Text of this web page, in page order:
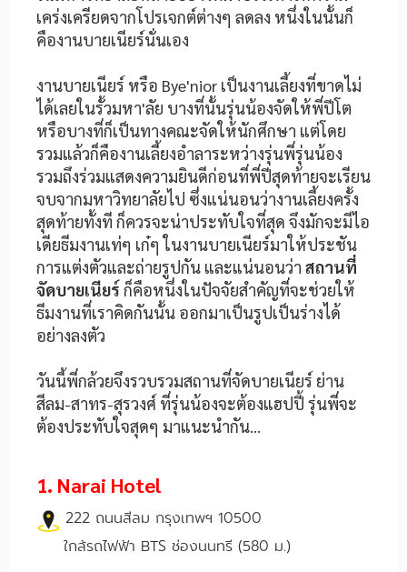
เคร่งเครียดจากโปรเจกต์ต่างๆ ลดลง หนึ่งในนั้นก็
คืองานบายเนียร์นั่นเอง
งานบายเนียร์ หรือ Bye'nior เป็นงานเลี้ยงที่ขาดไม่
ได้เลยในรั้วมหา'ลัย บางที่นั้นรุ่นน้องจัดให้พี่ปีโต
หรือบางที่ก็เป็นทางคณะจัดให้นักศึกษา แต่โดย
รวมแล้วก็คืองานเลี้ยงอำลาระหว่างรุ่นพี่รุ่นน้อง
รวมถึงร่วมแสดงความยินดีก่อนที่พี่ปีสุดท้ายจะเรียน
จบจากมหาวิทยาลัยไป ซึ่งแน่นอนว่างานเลี้ยงครั้ง
สุดท้ายทั้งที ก็ควรจะน่าประทับใจที่สุด จึงมักจะมีไอ
เดียธีมงานเท่ๆ เก๋ๆ ในงานบายเนียร์มาให้ประชัน
การแต่งตัวและถ่ายรูปกัน และแน่นอนว่า สถานที่
จัดบายเนียร์ ก็คือหนึ่งในปัจจัยสำคัญที่จะช่วยให้
ธีมงานที่เราคิดกันนั้น ออกมาเป็นรูปเป็นร่างได้
อย่างลงตัว
วันนี้พี่กล้วยจึงรวบรวมสถานที่จัดบายเนียร์ ย่าน
สีลม-สาทร-สุรวงศ์ ที่รุ่นน้องจะต้องแฮปปี้ รุ่นพี่จะ
ต้องประทับใจสุดๆ มาแนะนำกัน…
1. Narai Hotel
222 ถนนสีลม กรุงเทพฯ 10500
ใกล้รถไฟฟ้า BTS ช่องนนทรี (580 ม.)